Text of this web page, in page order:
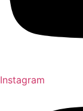
Instagram